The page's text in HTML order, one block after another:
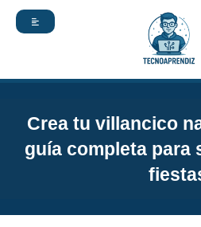
Crea tu villancico
guía completa para